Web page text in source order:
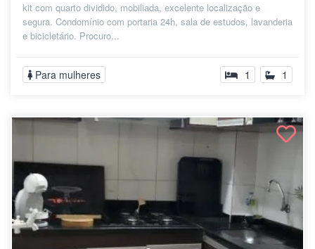
kit com quarto dividido, mobiliada, excelente localização e
segura. Condomínio com portaria 24h, sala de estudos, lavanderia
e bicicletário. Procuro...
Para mulheres 1 1